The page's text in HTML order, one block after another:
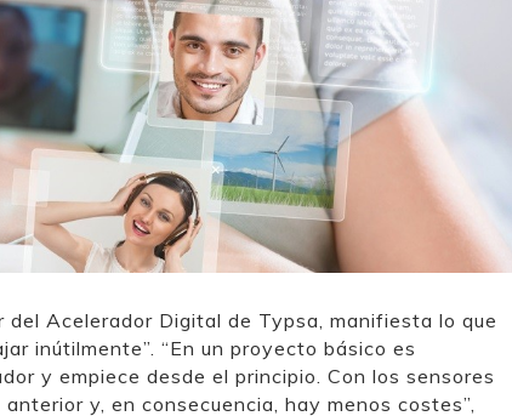
Acelerador Digital de Typsa, manifiesta lo que
inútilmente”. “En un proyecto básico es
y empiece desde el principio. Con los sensores
y, en consecuencia, hay menos costes”,